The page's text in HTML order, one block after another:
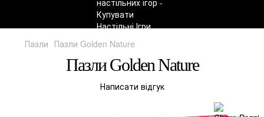
Пазли Пазли Golden Nature
Пазли Golden Nature
Написати відгук